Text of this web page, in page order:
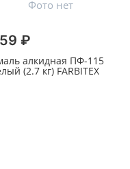
₽
алкидная ПФ-115
(2.7 кг) FARBITEX